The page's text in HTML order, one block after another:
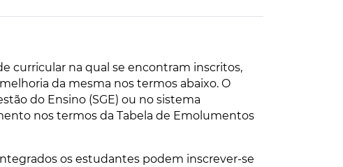
curricular na qual se encontram inscritos,
da mesma nos termos abaixo. O
do Ensino (SGE) ou no sistema
nos termos da Tabela de Emolumentos
os estudantes podem inscrever-se